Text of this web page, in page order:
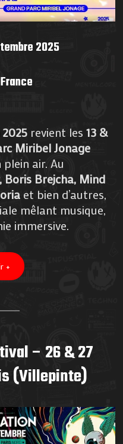
2025
revient les13 &
Miribel Jonage
air. Au
Boris Brejcha, Mind
et bien d’autres,
mêlant musique,
immersive.
+
– 26 & 27
(Villepinte)